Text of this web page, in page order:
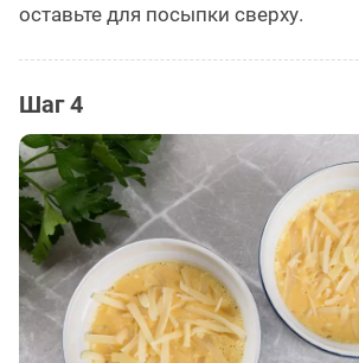
оставьте для посыпки сверху.
Шаг 4